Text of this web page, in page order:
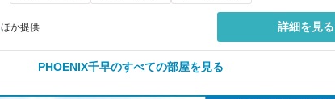
ほか提供 詳細を見る
PHOENIX千早のすべての部屋を見る